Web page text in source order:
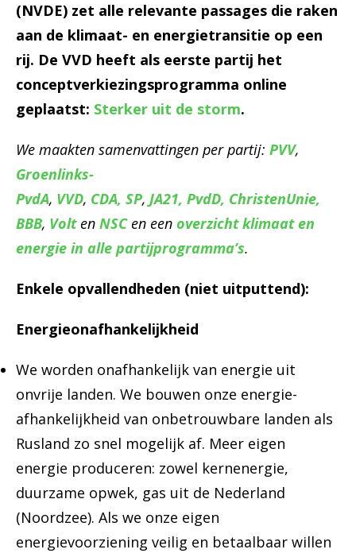
(NVDE) zet alle relevante passages die raken
aan de klimaat- en energietransitie op een
rij. De VVD heeft als eerste partij het
conceptverkiezingsprogramma online
geplaatst: Sterker uit de storm.
We maakten samenvattingen per partij: PVV,
Groenlinks-
PvdA, VVD, CDA, SP, JA21, PvdD, ChristenUnie,
BBB, Volt en NSCen een overzicht klimaat en
energie in alle partijprogramma’s.
Enkele opvallendheden (niet uitputtend):
Energieonafhankelijkheid
We worden onafhankelijk van energie uit
onvrije landen. We bouwen onze energie-
afhankelijkheid van onbetrouwbare landen als
Rusland zo snel mogelijk af. Meer eigen
energie produceren: zowel kernenergie,
duurzame opwek, gas uit de Nederland
(Noordzee). Als we onze eigen
energievoorziening veilig en betaalbaar willen